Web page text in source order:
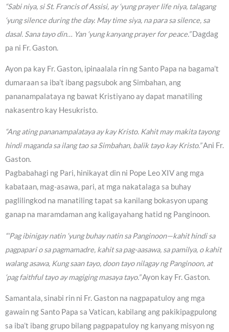
“Sabi niya, si St. Francis of Assisi, ay ‘yung prayer life niya, talagang
‘yung silence during the day. May time siya, na para sa silence, sa
dasal. Sana tayo din… Yan ‘yung kanyang prayer for peace.”Dagdag
pa ni Fr. Gaston.
Ayon pa kay Fr. Gaston, ipinaalala rin ng Santo Papa na bagama’t
dumaraan sa iba’t ibang pagsubok ang Simbahan, ang
pananampalataya ng bawat Kristiyano ay dapat manatiling
nakasentro kay Hesukristo.
“Ang ating pananampalataya ay kay Kristo. Kahit may makita tayong
hindi maganda sa ilang tao sa Simbahan, balik tayo kay Kristo.”Ani Fr.
Gaston.
Pagbabahagi ng Pari, hinikayat din ni Pope Leo XIV ang mga
kabataan, mag-asawa, pari, at mga nakatalaga sa buhay
paglilingkod na manatiling tapat sa kanilang bokasyon upang
ganap na maramdaman ang kaligayahang hatid ng Panginoon.
“‘Pag ibinigay natin ‘yung buhay natin sa Panginoon—kahit hindi sa
pagpapari o sa pagmamadre, kahit sa pag-aasawa, sa pamilya, o kahit
walang asawa, Kung saan tayo, doon tayo nilagay ng Panginoon, at
‘pag faithful tayo ay magiging masaya tayo.”Ayon kay Fr. Gaston.
Samantala, sinabi rin ni Fr. Gaston na nagpapatuloy ang mga
gawain ng Santo Papa sa Vatican, kabilang ang pakikipagpulong
sa iba’t ibang grupo bilang pagpapatuloy ng kanyang misyon ng